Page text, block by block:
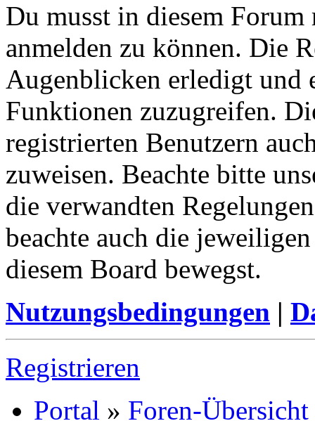
Du musst in diesem
anmelden zu können. Die
Augenblicken erledigt und
Funktionen zuzugreifen.
registrierten Benutzern
zuweisen. Beachte bitte
die verwandten
beachte auch die
diesem Board bewegst.
Nutzungsbedingungen |
Registrieren
Portal » Foren-Übersicht